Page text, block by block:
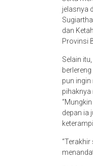
jelasnya
dan
Provinsi
Selain
pun
pihaknya
depan ia